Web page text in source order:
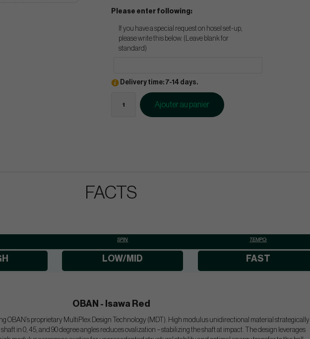
Please enter following:
If you have a special request on hosel set-up,
please write this below. (Leave blank for
standard)
Delivery time: 7-14 days.
Ajouter au panier
FACTS
SPIN:
LOW/MID
TEMPO:
FAST
OBAN - Isawa Red
OBAN’s proprietary MultiPlex Design Technology (MDT). High modulus unidirectional material strategically
in 0, 45, and 90 degree angles reduces ovalization − stabilizing the shaft at impact. The design leverages